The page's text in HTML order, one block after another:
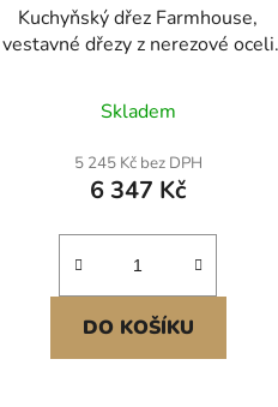
Kuchyňský dřez Farmhouse,
vestavné dřezy z nerezové oceli
lištou a příslušenstvím, dřezy do
myčky nádobí pro domácnost,
pracovní stanice, přípravnou
kuchyň a barový dřez, 30 palců
Skladem
5 245 Kč bez DPH
6 347 Kč
DO KOŠÍKU